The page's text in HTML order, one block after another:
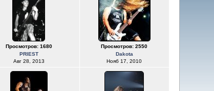
Просмотров: 1680
PRIEST
Авг 28, 2013
Просмотров: 2550
Dakota
Нояб 17, 2010